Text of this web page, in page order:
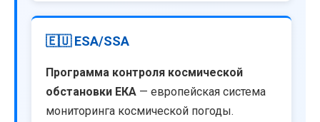
🇪🇺 ESA/SSA
Программа контроля космической
обстановки ЕКА — европейская система
мониторинга космической погоды.